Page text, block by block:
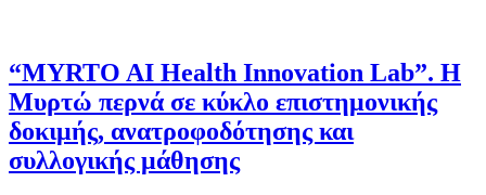
“MYRTO AI Health Innovation Lab”. Η
Μυρτώ περνά σε κύκλο επιστημονικής
δοκιμής, ανατροφοδότησης και
συλλογικής μάθησης